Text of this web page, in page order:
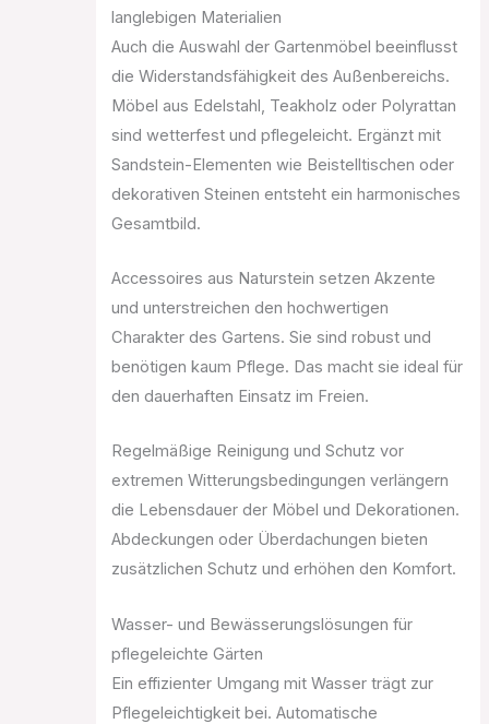
langlebigen Materialien
Auch die Auswahl der Gartenmöbel beeinflusst
die Widerstandsfähigkeit des Außenbereichs.
Möbel aus Edelstahl, Teakholz oder Polyrattan
sind wetterfest und pflegeleicht. Ergänzt mit
Sandstein-Elementen wie Beistelltischen oder
dekorativen Steinen entsteht ein harmonisches
Gesamtbild.
Accessoires aus Naturstein setzen Akzente
und unterstreichen den hochwertigen
Charakter des Gartens. Sie sind robust und
benötigen kaum Pflege. Das macht sie ideal für
den dauerhaften Einsatz im Freien.
Regelmäßige Reinigung und Schutz vor
extremen Witterungsbedingungen verlängern
die Lebensdauer der Möbel und Dekorationen.
Abdeckungen oder Überdachungen bieten
zusätzlichen Schutz und erhöhen den Komfort.
Wasser- und Bewässerungslösungen für
pflegeleichte Gärten
Ein effizienter Umgang mit Wasser trägt zur
Pflegeleichtigkeit bei. Automatische